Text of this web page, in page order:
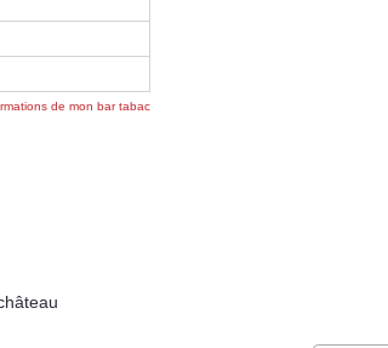
de mon bar tabac